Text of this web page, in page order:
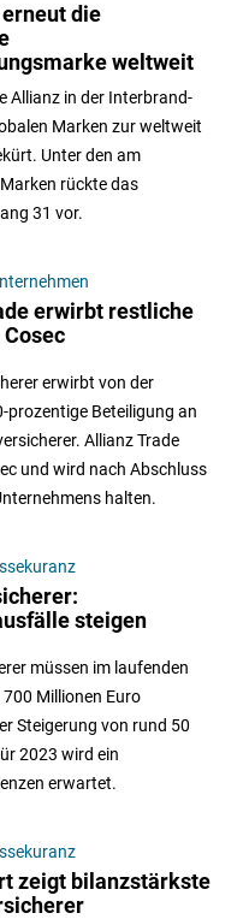
die
weltweit
Allianz in der Interbrand-
Marken zur weltweit
Unter den am
rückte das
31 vor.
erwirbt restliche
erwirbt von der
prozentige Beteiligung an
Allianz Trade
und wird nach Abschluss
halten.
steigen
müssen im laufenden
Millionen Euro
Steigerung von rund 50
2023 wird ein
erwartet.
zeigt bilanzstärkste